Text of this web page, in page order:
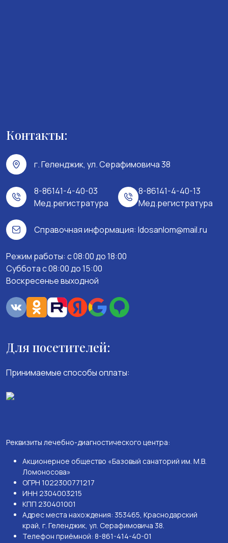
Контакты:
г. Геленджик, ул. Серафимовича 38
8-86141-4-40-03
Мед.регистратура
8-86141-4-40-13
Мед.регистратура
Справочная информация: ldosanlom@mail.ru
Режим работы: c 08:00 до 18:00
Суббота с 08:00 до 15:00
Воскресенье выходной
Для посетителей:
Принимаемые способы оплаты:
Реквизиты лечебно-диагностического центра:
Акционерное общество «Базовый санаторий им. М.В.
Ломоносова»
ОГРН 1022300771217
ИНН 2304003215
КПП 230401001
Адрес места нахождения: 353465, Краснодарский
край, г. Геленджик, ул. Серафимовича 38.
Телефон приёмной: 8-861-414-40-01